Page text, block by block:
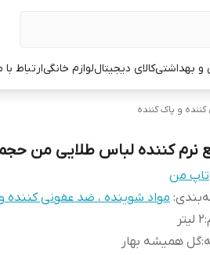
و بهداشتیکالای دیجیتاللوازم خانگیارتباط با
و پاک کننده
کننده لباس طلایی من حجم 2 لیتری | کد
تاپ من
: مواد شوینده ، ضد عفونی کننده
:2 لیتر
:گل همیشه بهار